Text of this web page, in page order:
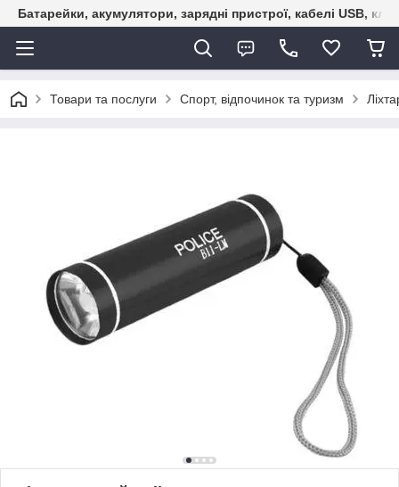
Батарейки, акумулятори, зарядні пристрої, кабелі USB,
Товари та послуги Спорт, відпочинок та туризм